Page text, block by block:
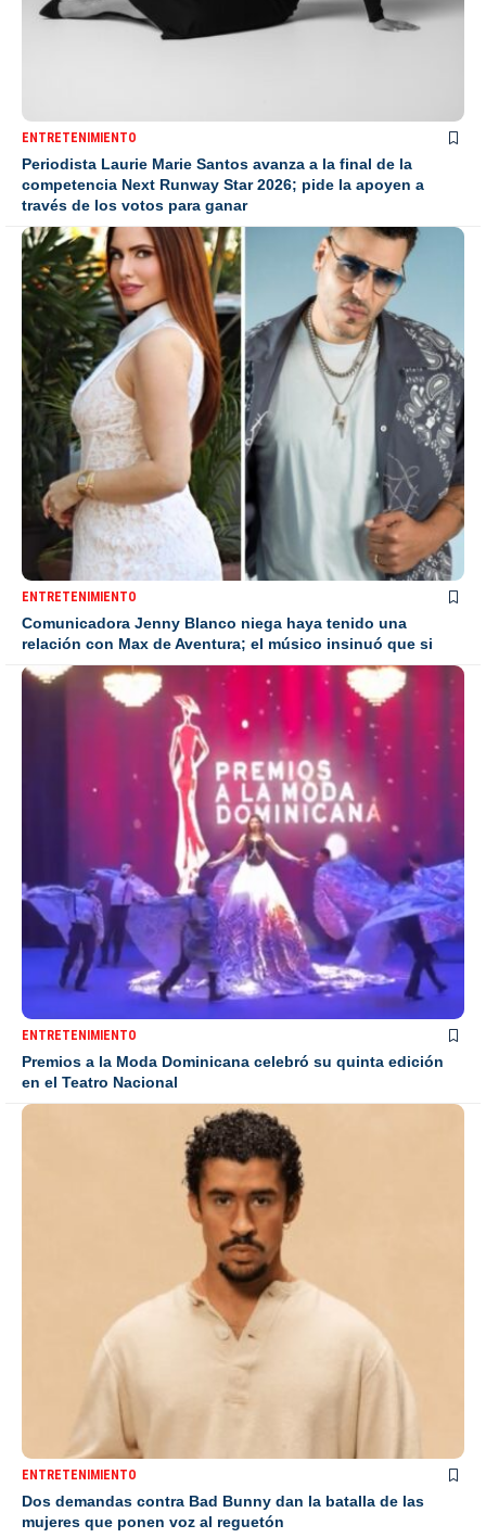
ENTRETENIMIENTO
Periodista Laurie Marie Santos avanza a la final de la
competencia Next Runway Star 2026; pide la apoyen a
través de los votos para ganar
ENTRETENIMIENTO
Comunicadora Jenny Blanco niega haya tenido una
relación con Max de Aventura; el músico insinuó que si
ENTRETENIMIENTO
Premios a la Moda Dominicana celebró su quinta edición
en el Teatro Nacional
ENTRETENIMIENTO
Dos demandas contra Bad Bunny dan la batalla de las
mujeres que ponen voz al reguetón